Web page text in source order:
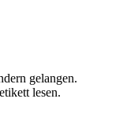
gelangen.
lesen.